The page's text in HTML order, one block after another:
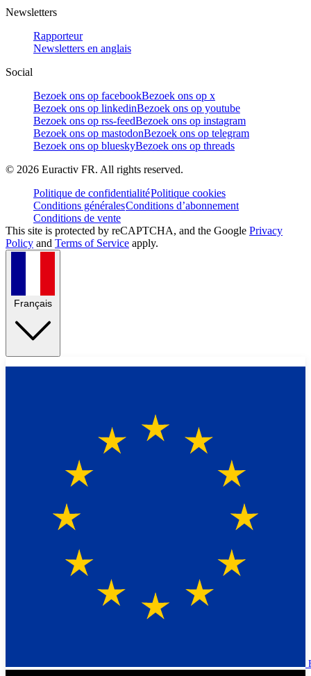
Newsletters
Rapporteur
Newsletters en anglais
Social
Bezoek ons op facebookBezoek ons op x
Bezoek ons op linkedinBezoek ons op youtube
Bezoek ons op rss-feedBezoek ons op instagram
Bezoek ons op mastodonBezoek ons op telegram
Bezoek ons op blueskyBezoek ons op threads
© 2026 Euractiv FR. All rights reserved.
Politique de confidentialitéPolitique cookies
Conditions généralesConditions d’abonnement
Conditions de vente
This site is protected by reCAPTCHA, and the Google Privacy
Policy and Terms of Service apply.
Français